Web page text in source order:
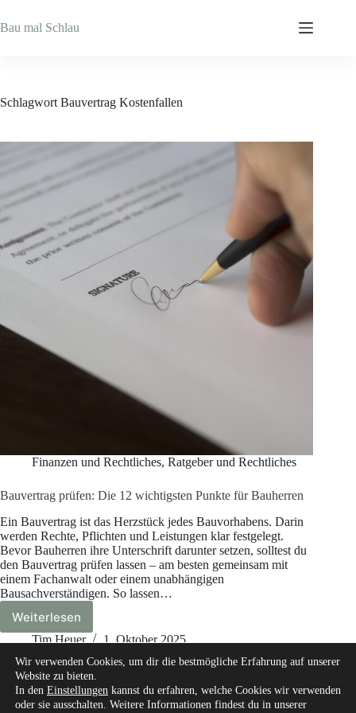
Inhalt
springen
Bau mal Schlau
Schlagwort Bauvertrag Kostenfallen
Finanzen und Rechtliches, Ratgeber und Rechtliches
Bauvertrag prüfen: Die 12 wichtigsten Punkte für Bauherren
Ein Bauvertrag ist das Herzstück jedes Bauvorhabens. Darin
werden Rechte, Pflichten und Leistungen klar festgelegt.
Bevor Bauherren ihre Unterschrift darunter setzen, solltest du
den Bauvertrag prüfen lassen – am besten gemeinsam mit
einem Fachanwalt oder einem unabhängigen
Bausachverständigen. So lassen…
Weiterlesen
Bauvertrag
prüfen:
12
wichtigsten
Punkte
Tim Heuer 1. Oktober 2025
Wir verwenden Cookies, um dir die bestmögliche Erfahrung auf unserer
Website zu bieten.
In den Einstellungen kannst du erfahren, welche Cookies wir verwenden
oder sie ausschalten. Weitere Informationen findest du in unserer